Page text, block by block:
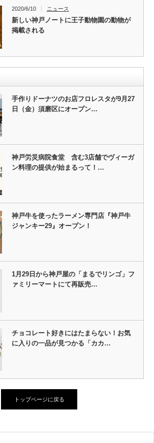
2020/6/10 ニュース
新しい神戸ノートに王子動物園の動物が
掲載される
手作りドーナツのお店フロレスタが9月27
日（金）須磨区にオープン…
神戸労災病院食堂 含む3店舗でヴィーガ
ン料理の提供が始まるって！…
神戸牛を使ったラーメン専門店『神戸牛
ジャンキー29』オープン！
1月29日から神戸屋の「まるでリンゴ」フ
ァミリーマートにて再販売…
チョコレート好きにはたまらない！お気
に入りの一品が見つかる「カカ…
トップページに戻る